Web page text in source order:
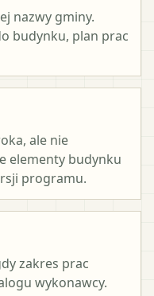
nazwy gminy.
budynku, plan prac
ale nie
elementy budynku
programu.
zakres prac
wykonawcy.